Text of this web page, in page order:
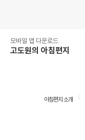
모바일 앱 다운로드
고도원의 아침편지
아침편지 소개